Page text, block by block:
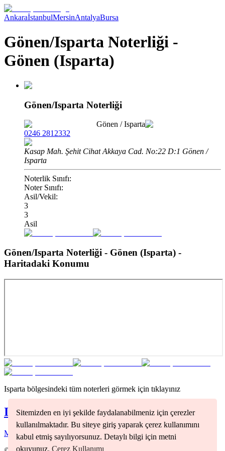
Sitemizden en iyi şekilde faydalanabilmeniz için çerezler
kullanılmaktadır. Bu siteye giriş yaparak çerez kullanımını
kabul etmiş sayılıyorsunuz. Detaylı bilgi için metni
okuyunuz. Çerez Kullanımı
AnkaraİstanbulMersinAntalyaBursa
Gönen/Isparta Noterliği -
Gönen (Isparta)
Gönen/Isparta Noterliği
Gönen /Isparta
0246 2812332
Kasap Mah. Şehit Cihat Akkaya Cad. No:22 D:1 Gönen /
Isparta
Noterlik Sınıfı:
Noter Sınıfı:
Asil/Vekil:
3
3
Asil
Gönen/Isparta Noterliği - Gönen (Isparta) -
Haritadaki Konumu
Isparta bölgesindeki tüm noterleri görmek için tıklayınız
IspartaNoterleri
Merkez (1